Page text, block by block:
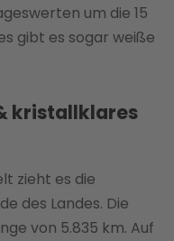
um die 15
gibt es sogar weiße
kristallklares
zieht es die
des Landes. Die
von 5.835 km. Auf